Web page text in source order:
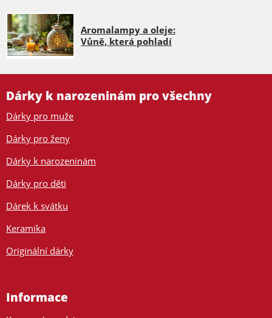
Aromalampy a oleje:
Vůně, která pohladí
Dárky k narozeninám pro všechny
Dárky pro muže
Dárky pro ženy
Dárky k narozeninám
Dárky pro děti
Dárek k svátku
Keramika
Originální dárky
Informace